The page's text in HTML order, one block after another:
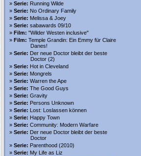
Serie: Running Wilde
Serie: No Ordinary Family
Serie: Melissa & Joey
Serie: sabawards 09/10
Film: "Wilder Westen inclusive"
Film: Temple Grandin: Ein Emmy für Claire
Danes!
Serie: Der neue Doctor bleibt der beste
Doctor (2)
Serie: Hot in Cleveland
Serie: Mongrels
Serie: Warren the Ape
Serie: The Good Guys
Serie: Gravity
Serie: Persons Unknown
Serie: Lost: Loslassen können
Serie: Happy Town
Serie: Community: Modern Warfare
Serie: Der neue Doctor bleibt der beste
Doctor
Serie: Parenthood (2010)
Serie: My Life as Liz